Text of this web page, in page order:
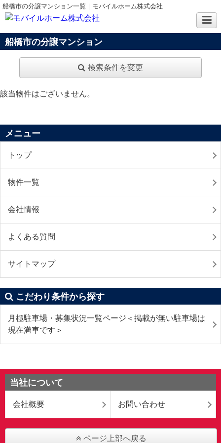
船橋市の分譲マンション一覧｜モバイルホーム株式会社
船橋市の分譲マンション
検索条件を変更
該当物件はございません。
メニュー
トップ
物件一覧
会社情報
よくある質問
サイトマップ
こだわり条件から探す
月極駐車場・募集状況一覧ページ＜掲載が無い駐車場は
現在満車です＞
当社について
会社概要 お問い合わせ
ページ上部へ戻る